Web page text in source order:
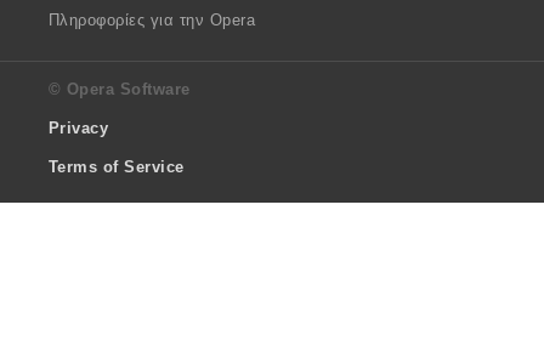
Πληροφορίες για την Opera
© Opera Software
Privacy
Terms of Service